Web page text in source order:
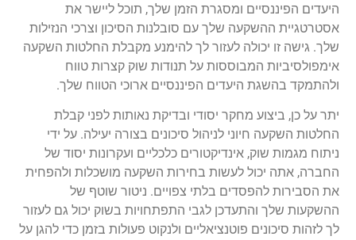
היעדים הפיננסיים ומסגרת הזמן שלך, תוכל ליישר את
אסטרטגיית ההשקעה שלך עם סובלנות הסיכון וצרכי הנזילות
שלך. גישה זו יכולה לעזור לך להימנע מקבלת החלטות השקעה
אימפולסיביות המבוססות על תנודות שוק קצרות טווח
ולהתמקד בהשגת היעדים הפיננסיים ארוכי הטווח שלך.
יתר על כן, ביצוע מחקר יסודי ובדיקת נאותות לפני קבלת
החלטות השקעה חיוני לניהול סיכונים בצורה יעילה. על ידי
ניתוח מגמות שוק, אינדיקטורים כלכליים ועקרונות יסוד של
החברה, אתה יכול לעשות בחירות השקעה מושכלות ולהפחית
את הסבירות להפסדים בלתי צפויים. ניטור שוטף של
ההשקעות שלך והתעדכן לגבי התפתחויות בשוק יכול גם לעזור
לך לזהות סיכונים פוטנציאליים ולנקוט פעולות בזמן כדי להגן על